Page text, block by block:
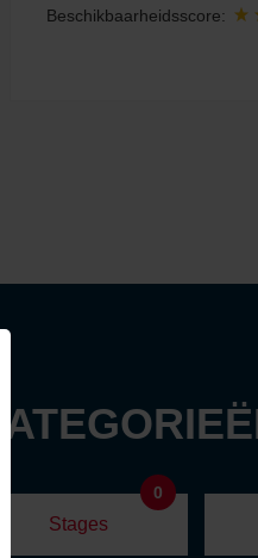
Beschikbaarheidsscore:
Stages
0